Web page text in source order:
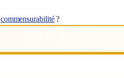
commensurabilité?